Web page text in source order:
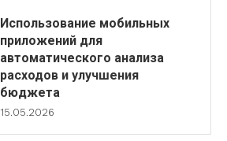
Использование мобильных
приложений для
автоматического анализа
расходов и улучшения
бюджета
15.05.2026